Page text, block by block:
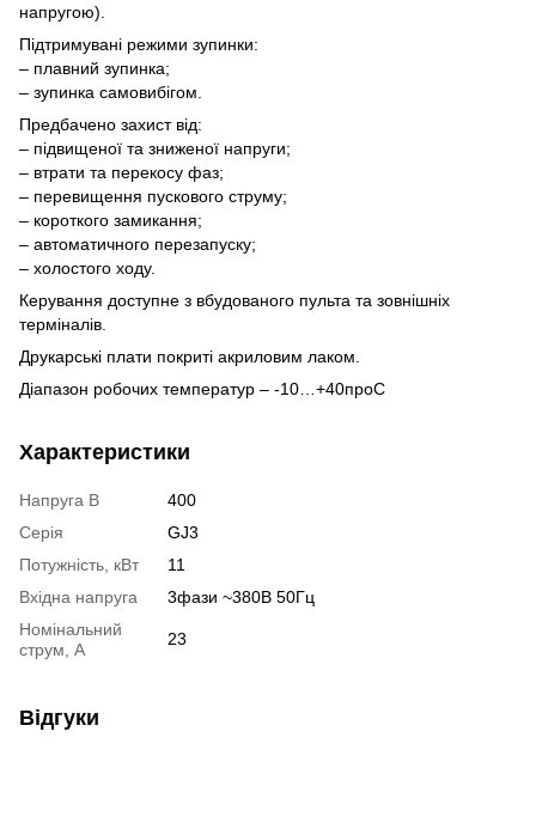
напругою).
Підтримувані режими зупинки:
– плавний зупинка;
– зупинка самовибігом.
Предбачено захист від:
– підвищеної та зниженої напруги;
– втрати та перекосу фаз;
– перевищення пускового струму;
– короткого замикання;
– автоматичного перезапуску;
– холостого ходу.
Керування доступне з вбудованого пульта та зовнішніх
терміналів.
Друкарські плати покриті акриловим лаком.
Діапазон робочих температур – -10…+40проС
Характеристики
Напруга В
400
Серія
GJ3
Потужність, кВт
11
Вхідна напруга
3фази ~380В 50Гц
Номінальний
струм, А
23
Відгуки